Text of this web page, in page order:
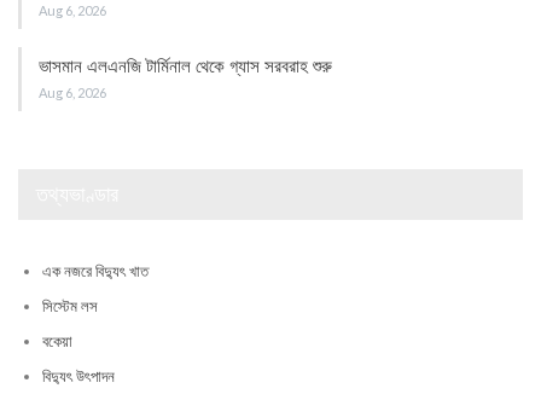
Aug 6, 2026
ভাসমান এলএনজি টার্মিনাল থেকে গ্যাস সরবরাহ শুরু
Aug 6, 2026
এক নজরে বিদ্যুৎ খাত
সিস্টেম লস
বকেয়া
বিদ্যুৎ উৎপাদন